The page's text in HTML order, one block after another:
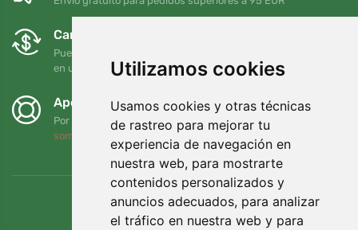
Utilizamos cookies
Usamos cookies y otras técnicas
de rastreo para mejorar tu
experiencia de navegación en
nuestra web, para mostrarte
contenidos personalizados y
anuncios adecuados, para analizar
el tráfico en nuestra web y para
Cambios y devoluciones gratuitos
Puede devolver o cambiar su pedido en cualquier momento
en un plazo de 90 días
Apoyamos a Trees.org
Por cada pedido plantamos un árbol. Leer más
somos